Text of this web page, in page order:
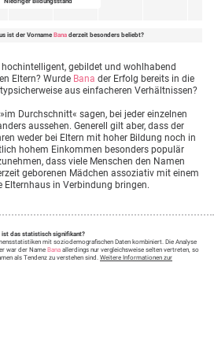
ist der Vorname Bana derzeit besonders beliebt?
hochintelligent, gebildet und wohlhabend
Eltern? Wurde Bana der Erfolg bereits in die
aus einfacheren Verhältnissen?
Durchschnitt« sagen, bei jeder einzelnen
aussehen. Generell gilt aber, dass der
weder bei Eltern mit hoher Bildung noch in
hohem Einkommen besonders populär
dass viele Menschen den Namen
geborenen Mädchen assoziativ mit einem
in Verbindung bringen.
ist das statistisch signifikant?
mit soziodemografischen Daten kombiniert. Die Analyse
war der Name Bana allerdings nur vergleichsweise selten vertreten, so
als Tendenz zu verstehen sind. Weitere Informationen zur